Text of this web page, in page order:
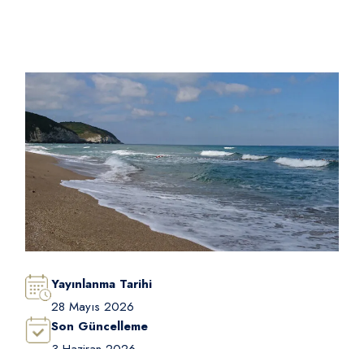
Yayınlanma Tarihi
28 Mayıs 2026
Son Güncelleme